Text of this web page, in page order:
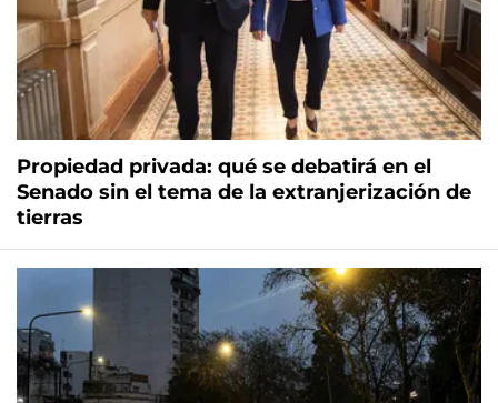
Propiedad privada: qué se debatirá en el
Senado sin el tema de la extranjerización de
tierras